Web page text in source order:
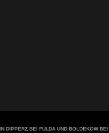
DIPPERZ BEI FULDA UND BOLDEKOW